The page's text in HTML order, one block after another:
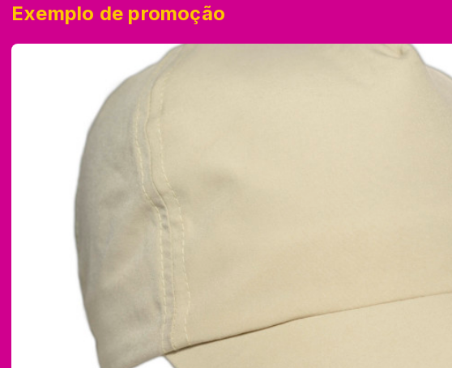
Exemplo de promoção